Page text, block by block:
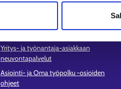
Työllisyysalueiden yhteystiedot
Yritys- ja työnantaja-asiakkaan
neuvontapalvelut
Asiointi- ja Oma työpolku -osioiden
ohjeet